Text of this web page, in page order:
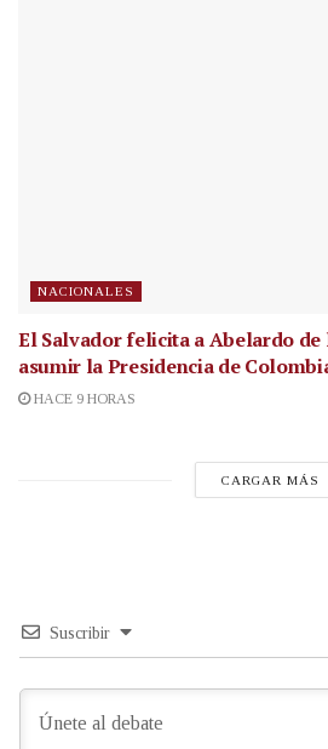
NACIONALES
El Salvador felicita a Abelardo
asumir la Presidencia de
HACE 9 HORAS
CARGAR MÁS
Suscribir